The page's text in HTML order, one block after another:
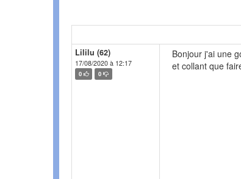
Lililu (62)
17/08/2020 à 12:17
0 0
Bonjour j'ai une
et collant que